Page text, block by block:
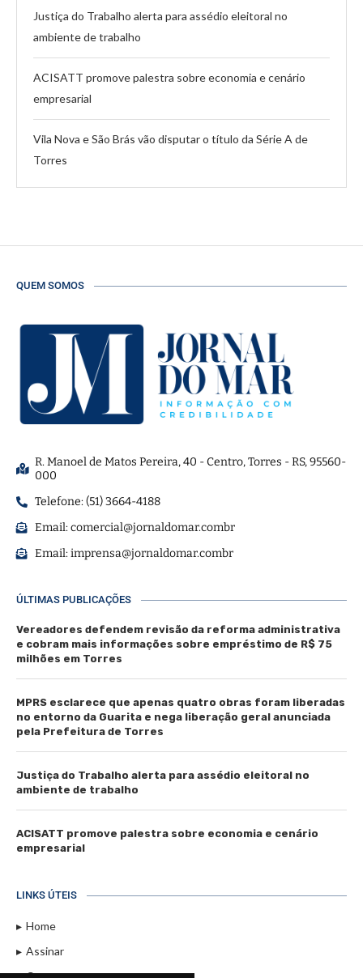
Justiça do Trabalho alerta para assédio eleitoral no
ambiente de trabalho
ACISATT promove palestra sobre economia e cenário
empresarial
Vila Nova e São Brás vão disputar o título da Série A de
Torres
QUEM SOMOS
R. Manoel de Matos Pereira, 40 - Centro, Torres - RS, 95560-
000
Telefone: (51) 3664-4188
Email:comercial@jornaldomar.combr
Email:imprensa@jornaldomar.combr
ÚLTIMAS PUBLICAÇÕES
Vereadores defendem revisão da reforma administrativa
e cobram mais informações sobre empréstimo de R$ 75
milhões em Torres
MPRS esclarece que apenas quatro obras foram liberadas
no entorno da Guarita e nega liberação geral anunciada
pela Prefeitura de Torres
Justiça do Trabalho alerta para assédio eleitoral no
ambiente de trabalho
ACISATT promove palestra sobre economia e cenário
empresarial
LINKS ÚTEIS
Home
Assinar